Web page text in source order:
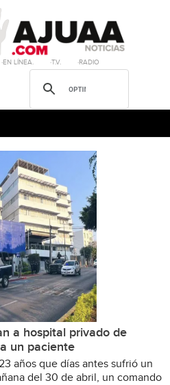
·EN LÍNEA. ·T.V. ·RADIO
a hospital privado de
un paciente
años que días antes sufrió un
del 30 de abril, un comando